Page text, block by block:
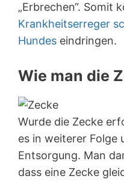
„Erbrechen“. Somit
Krankheitserreger
Hundes eindringen.
Wie man die
Wurde die Zecke
es in weiterer Folge
Entsorgung. Man
dass eine Zecke